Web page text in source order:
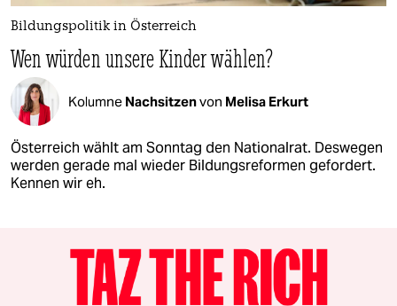
Bildungspolitik in Österreich
Wen würden unsere Kinder wählen?
Kolumne Nachsitzenvon Melisa Erkurt
Österreich wählt am Sonntag den Nationalrat. Deswegen
werden gerade mal wieder Bildungsreformen gefordert.
Kennen wir eh.